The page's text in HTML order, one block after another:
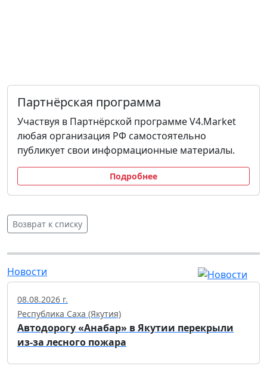
Партнёрская программа
Участвуя в Партнёрской программе V4.Market
любая организация РФ самостоятельно
публикует свои информационные материалы.
Подробнее
Возврат к списку
Новости
08.08.2026 г.
Республика Саха (Якутия)
Автодорогу «Анабар» в Якутии перекрыли
из-за лесного пожара